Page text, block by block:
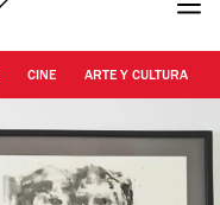
CINE ARTE Y CULTURA